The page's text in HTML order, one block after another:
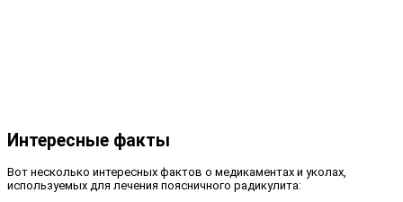
Интересные факты
Вот несколько интересных фактов о медикаментах и уколах,
используемых для лечения поясничного радикулита: